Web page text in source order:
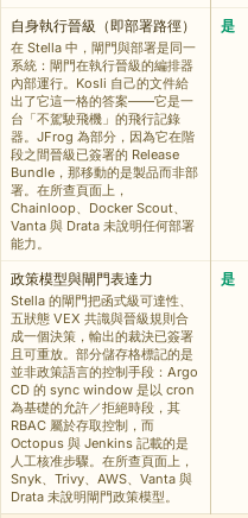
自身執行晉級（即部署路徑）
在 Stella 中，閘門與部署是同一
系統：閘門在執行晉級的編排器
內部運行。Kosli 自己的文件給
出了它這一格的答案——它是一
台「不駕駛飛機」的飛行記錄
器。JFrog 為部分，因為它在階
段之間晉級已簽署的 Release
Bundle，那移動的是製品而非部
署。在所查頁面上，
Chainloop、Docker Scout、
Vanta 與 Drata 未說明任何部署
能力。
是
政策模型與閘門表達力
Stella 的閘門把函式級可達性、
五狀態 VEX 共識與晉級規則合
成一個決策，輸出的裁決已簽署
且可重放。部分儲存格標記的是
並非政策語言的控制手段：Argo
CD 的 sync window 是以 cron
為基礎的允許／拒絕時段，其
RBAC 屬於存取控制，而
Octopus 與 Jenkins 記載的是
人工核准步驟。在所查頁面上，
Snyk、Trivy、AWS、Vanta 與
Drata 未說明閘門政策模型。
是